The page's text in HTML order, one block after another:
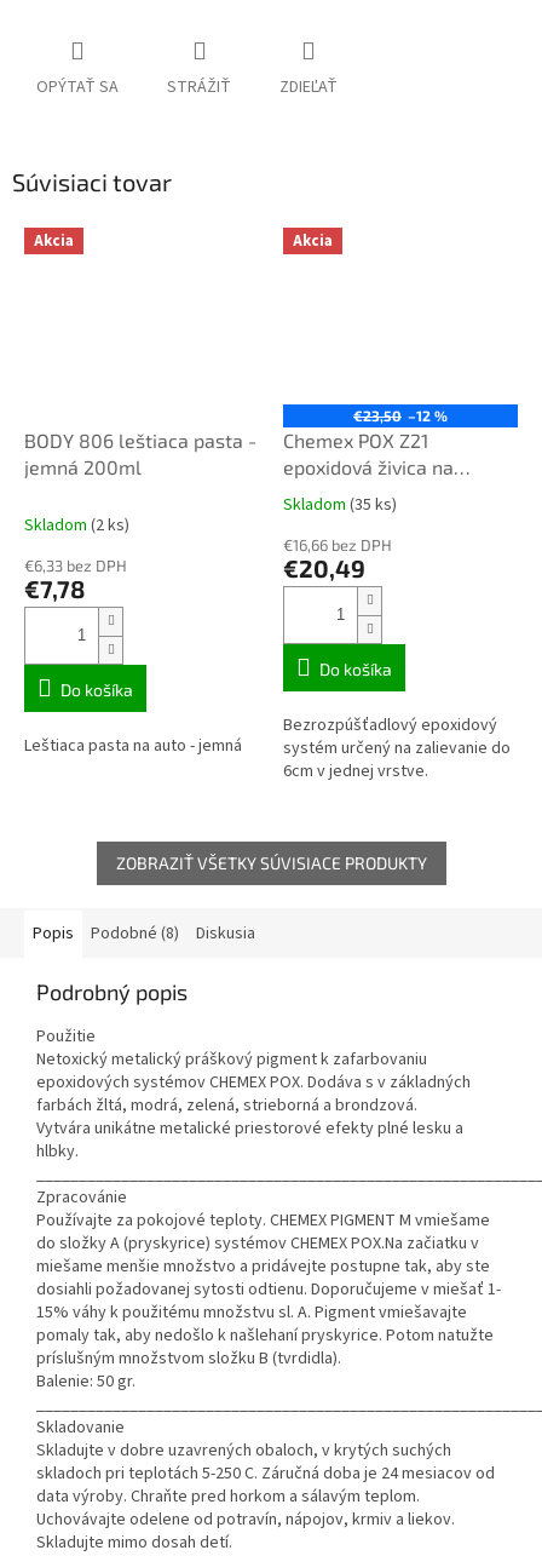
OPÝTAŤ SA STRÁŽIŤ ZDIEĽAŤ
Súvisiaci tovar
Akcia
BODY 806 leštiaca pasta -
jemná 200ml
Skladom (2 ks)
€6,33 bez DPH
€7,78
Do košíka
Leštiaca pasta na auto - jemná
Akcia
€23,50 –12 %
Chemex POX Z21
epoxidová živica na
zalievanie číra 1,29 kg TOP
Priemerné
produktu
je
5
hviezdičiek.
Skladom (35 ks)
€16,66 bez DPH
€20,49
Do košíka
Bezrozpúšťadlový epoxidový
systém určený na zalievanie do
6cm v jednej vrstve.
ZOBRAZIŤ VŠETKY SÚVISIACE PRODUKTY
Popis Podobné (8) Diskusia
Podrobný popis
Použitie
Netoxický metalický práškový pigment k zafarbovaniu
epoxidových systémov CHEMEX POX. Dodáva s v základných
farbách žltá, modrá, zelená, strieborná a brondzová.
Vytvára unikátne metalické priestorové efekty plné lesku a
hlbky.
Zpracovánie
Používajte za pokojové teploty. CHEMEX PIGMENT M vmiešame
do složky A (pryskyrice) systémov CHEMEX POX.Na začiatku v
miešame menšie množstvo a pridávejte postupne tak, aby ste
dosiahli požadovanej sytosti odtienu. Doporučujeme v miešať 1-
15% váhy k použitému množstvu sl. A. Pigment vmiešavajte
pomaly tak, aby nedošlo k našlehaní pryskyrice. Potom natužte
príslušným množstvom složku B (tvrdidla).
Balenie: 50 gr.
Skladovanie
Skladujte v dobre uzavrených obaloch, v krytých suchých
skladoch pri teplotách 5-250 C. Záručná doba je 24 mesiacov od
data výroby. Chraňte pred horkom a sálavým teplom.
Uchovávajte odelene od potravín, nápojov, krmiv a liekov.
Skladujte mimo dosah detí.